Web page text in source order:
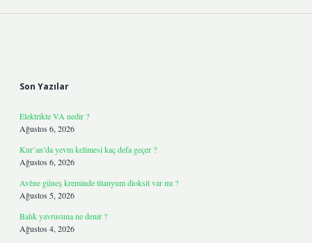
Son Yazılar
Elektrikte VA nedir ?
Ağustos 6, 2026
Kur’an’da yevm kelimesi kaç defa geçer ?
Ağustos 6, 2026
Avène güneş kreminde titanyum dioksit var mı ?
Ağustos 5, 2026
Balık yavrusuna ne denir ?
Ağustos 4, 2026